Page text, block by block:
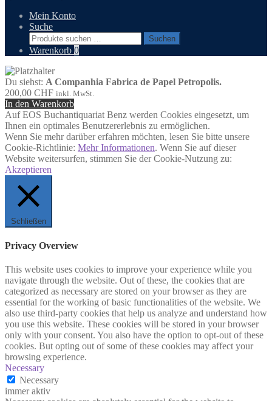
Mein Konto
Suche
Suchen
nach:
Suchen
Warenkorb 0
Du siehst: A Companhia Fabrica de Papel Petropolis.
200,00 CHF inkl. MwSt.
In den Warenkorb
Auf EOS Buchantiquariat Benz werden Cookies eingesetzt, um
Ihnen ein optimales Benutzererlebnis zu ermöglichen.
Wenn Sie mehr darüber erfahren möchten, lesen Sie bitte unsere
Cookie-Richtlinie: Mehr Informationen. Wenn Sie auf dieser
Website weitersurfen, stimmen Sie der Cookie-Nutzung zu:
Akzeptieren
Schließen
Privacy Overview
This website uses cookies to improve your experience while you
navigate through the website. Out of these, the cookies that are
categorized as necessary are stored on your browser as they are
essential for the working of basic functionalities of the website. We
also use third-party cookies that help us analyze and understand how
you use this website. These cookies will be stored in your browser
only with your consent. You also have the option to opt-out of these
cookies. But opting out of some of these cookies may affect your
browsing experience.
Necessary
Necessary
immer aktiv